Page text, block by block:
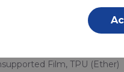
Film, TPU (Ether)